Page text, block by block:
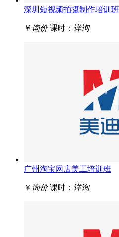
深圳短视频拍摄制作培训班
￥ 询价 课时： 详询
广州淘宝网店美工培训班
￥ 询价 课时： 详询